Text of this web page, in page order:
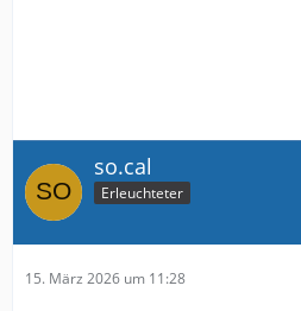
so.cal
Erleuchteter
15. März 2026 um 11:28